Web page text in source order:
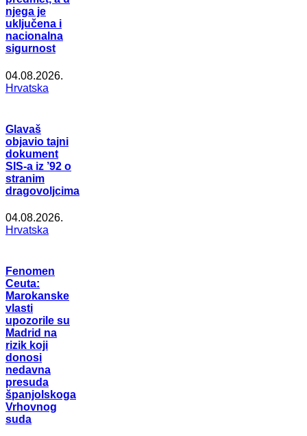
njega je
uključena i
nacionalna
sigurnost
04.08.2026.
Hrvatska
Glavaš
objavio tajni
dokument
SIS-a iz ’92 o
stranim
dragovoljcima
04.08.2026.
Hrvatska
Fenomen
Ceuta:
Marokanske
vlasti
upozorile su
Madrid na
rizik koji
donosi
nedavna
presuda
španjolskoga
Vrhovnog
suda